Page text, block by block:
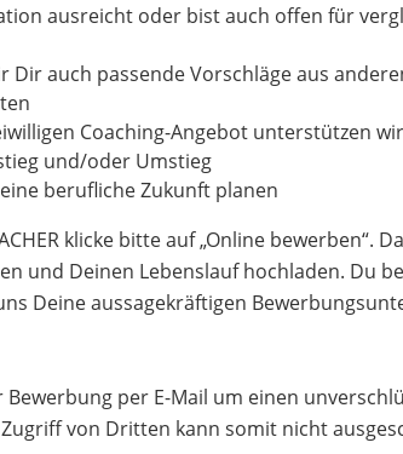
ausreicht oder bist auch offen für
auch passende Vorschläge aus
Coaching-Angebot unterstützen
und/oder Umstieg
berufliche Zukunft planen
klicke bitte auf „Online bewerben“.
und Deinen Lebenslauf hochladen. Du
Deine aussagekräftigen
per E-Mail um einen
von Dritten kann somit nicht